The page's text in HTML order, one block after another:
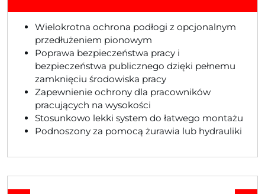
Wielokrotna ochrona podłogi z opcjonalnym
przedłużeniem pionowym
Poprawa bezpieczeństwa pracy i
bezpieczeństwa publicznego dzięki pełnemu
zamknięciu środowiska pracy
Zapewnienie ochrony dla pracowników
pracujących na wysokości
Stosunkowo lekki system do łatwego montażu
Podnoszony za pomocą żurawia lub hydrauliki